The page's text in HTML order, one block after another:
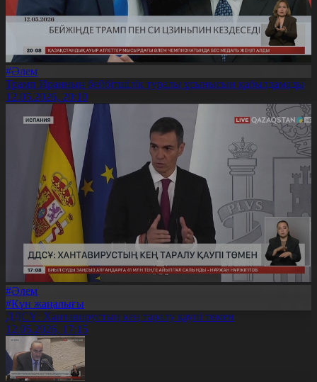
#Әлем
Трамп Иранның бейбітшілік туралы ұсынысын қабылдамады
12.05.2026, 20:10
#Әлем
#Күн жаңалығы
ДДСҰ: Хантавирустың кең таралу қаупі төмен
12.05.2026, 17:15